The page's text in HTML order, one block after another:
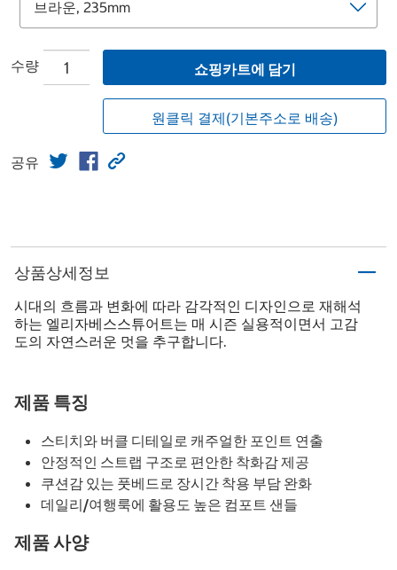
수량 쇼핑카트에 담기
원클릭 결제(기본주소로 배송)
공유
상품상세정보
시대의 흐름과 변화에 따라 감각적인 디자인으로 재해석
하는 엘리자베스스튜어트는 매 시즌 실용적이면서 고감
도의 자연스러운 멋을 추구합니다.
제품 특징
스티치와 버클 디테일로 캐주얼한 포인트 연출
안정적인 스트랩 구조로 편안한 착화감 제공
쿠션감 있는 풋베드로 장시간 착용 부담 완화
데일리/여행룩에 활용도 높은 컴포트 샌들
제품 사양